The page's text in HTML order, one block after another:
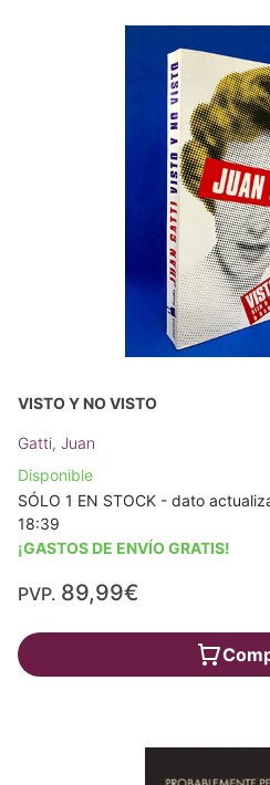
VISTO Y NO VISTO
Gatti, Juan
Disponible
SÓLO 1 EN STOCK - dato
18:39
¡GASTOS DE ENVÍO GRATIS!
PVP. 89,99€